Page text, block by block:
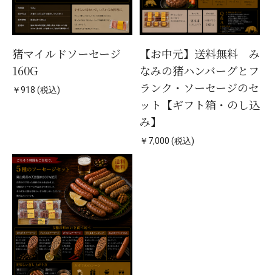
猪マイルドソーセージ
160G
￥918 (税込)
【お中元】送料無料 み
なみの猪ハンバーグとフ
ランク・ソーセージのセ
ット【ギフト箱・のし込
み】
￥7,000 (税込)